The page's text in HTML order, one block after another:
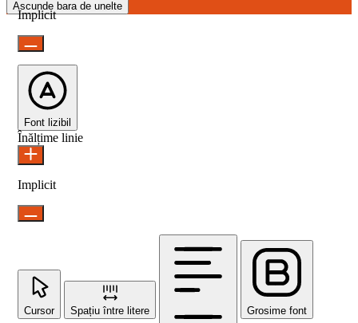
Ascunde bara de unelte
Implicit
Font lizibil
Înălțime linie
Implicit
Cursor Spațiu între litere Grosime font